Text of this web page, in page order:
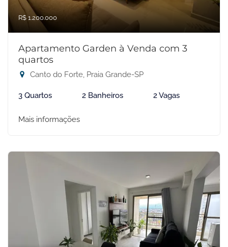
R$ 1.200.000
Apartamento Garden à Venda com 3
quartos
Canto do Forte, Praia Grande-SP
3 Quartos 2 Banheiros 2 Vagas
Mais informações